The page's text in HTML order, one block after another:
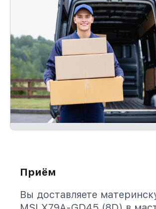
Приём
Вы доставляете